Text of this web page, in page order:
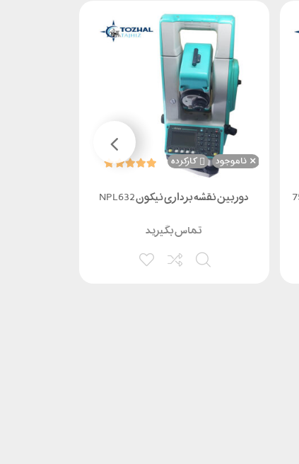
ناموجود کارکرده
دوربین نقشه برداری نیکون NPL632
تماس بگیرید